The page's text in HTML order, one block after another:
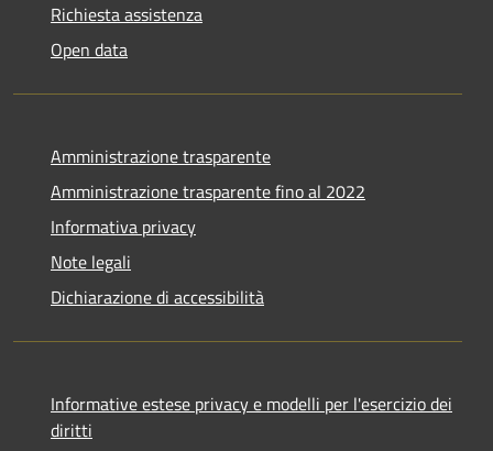
Richiesta assistenza
Open data
Amministrazione trasparente
Amministrazione trasparente fino al 2022
Informativa privacy
Note legali
Dichiarazione di accessibilità
Informative estese privacy e modelli per l'esercizio dei
diritti